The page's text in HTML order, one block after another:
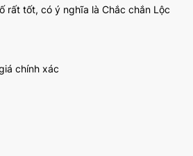
rất tốt, có ý nghĩa là Chắc chắn Lộc
chính xác